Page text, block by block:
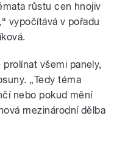
růstu cen hnojiv
vypočítává v pořadu
všemi panely,
„Tedy téma
nebo pokud mění
mezinárodní dělba